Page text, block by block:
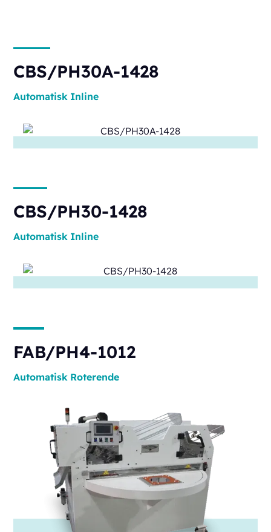
CBS/PH30A-1428
Automatisk Inline
CBS/PH30-1428
Automatisk Inline
FAB/PH4-1012
Automatisk Roterende